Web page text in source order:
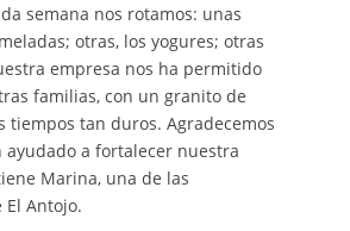
semana nos rotamos: unas
otras, los yogures; otras
empresa nos ha permitido
familias, con un granito de
tiempos tan duros. Agradecemos
ayudado a fortalecer nuestra
Marina, una de las
Antojo.